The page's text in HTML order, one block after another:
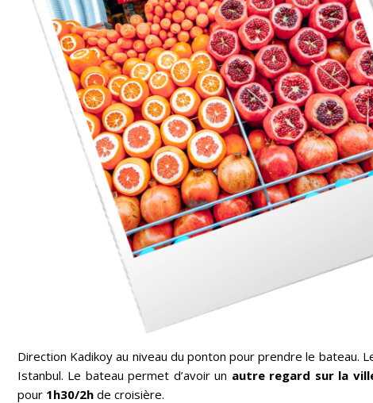
Direction Kadikoy au niveau du ponton pour prendre le bateau.
Istanbul. Le bateau permet d’avoir un autre regard sur la
pour 1h30/2h de croisière.